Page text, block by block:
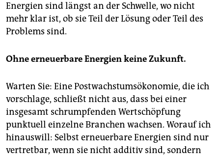
Energien sind längst an der Schwelle, wo nicht
mehr klar ist, ob sie Teil der Lösung oder Teil des
Problems sind.
Ohne erneuerbare Energien keine Zukunft.
Warten Sie: Eine Postwachstumsökonomie, die ich
vorschlage, schließt nicht aus, dass bei einer
insgesamt schrumpfenden Wertschöpfung
punktuell einzelne Branchen wachsen. Worauf ich
hinauswill: Selbst erneuerbare Energien sind nur
vertretbar, wenn sie nicht additiv sind, sondern